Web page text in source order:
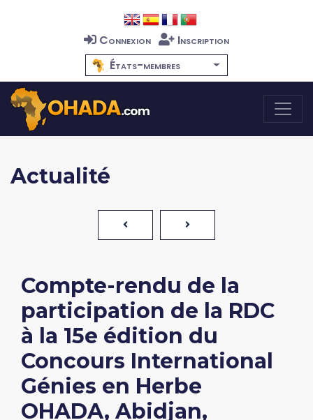
Connexion
Inscription
États-membres
Actualité
Compte-rendu de la
participation de la RDC
à la 15e édition du
Concours International
Génies en Herbe
OHADA, Abidjan,